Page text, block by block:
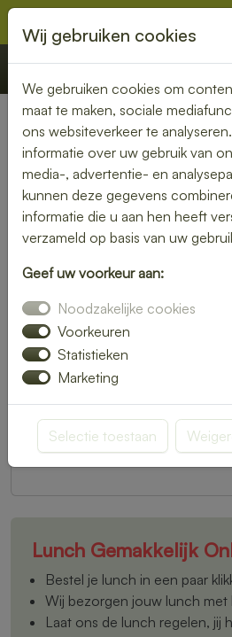
€ 0,00
« Terug naar de Veelgestelde
Ik heb een klacht.
hiermee om?
Het spijt ons te horen dat u niet
alles aan om samen tot een
komen.
Heeft u een klacht? Neem dan
levering contact met ons op via
Omschrijf uw klacht zo duidelijk
met foto’s, zodat we u snel en
Lunch Gemakkelijk
Bestel je lunch in een paar
Wij bezorgen jouw lunch met
Laat ons de lunch regelen, jij
Wij gebruiken cookies
We gebruiken cookies om
maat te maken, sociale
ons websiteverkeer te
informatie over uw gebruik van
media-, advertentie- en
kunnen deze gegevens
informatie die u aan hen heeft
verzameld op basis van uw
Geef uw voorkeur aan:
Noodzakelijke cookies
Voorkeuren
Statistieken
Marketing
Selectie toestaan